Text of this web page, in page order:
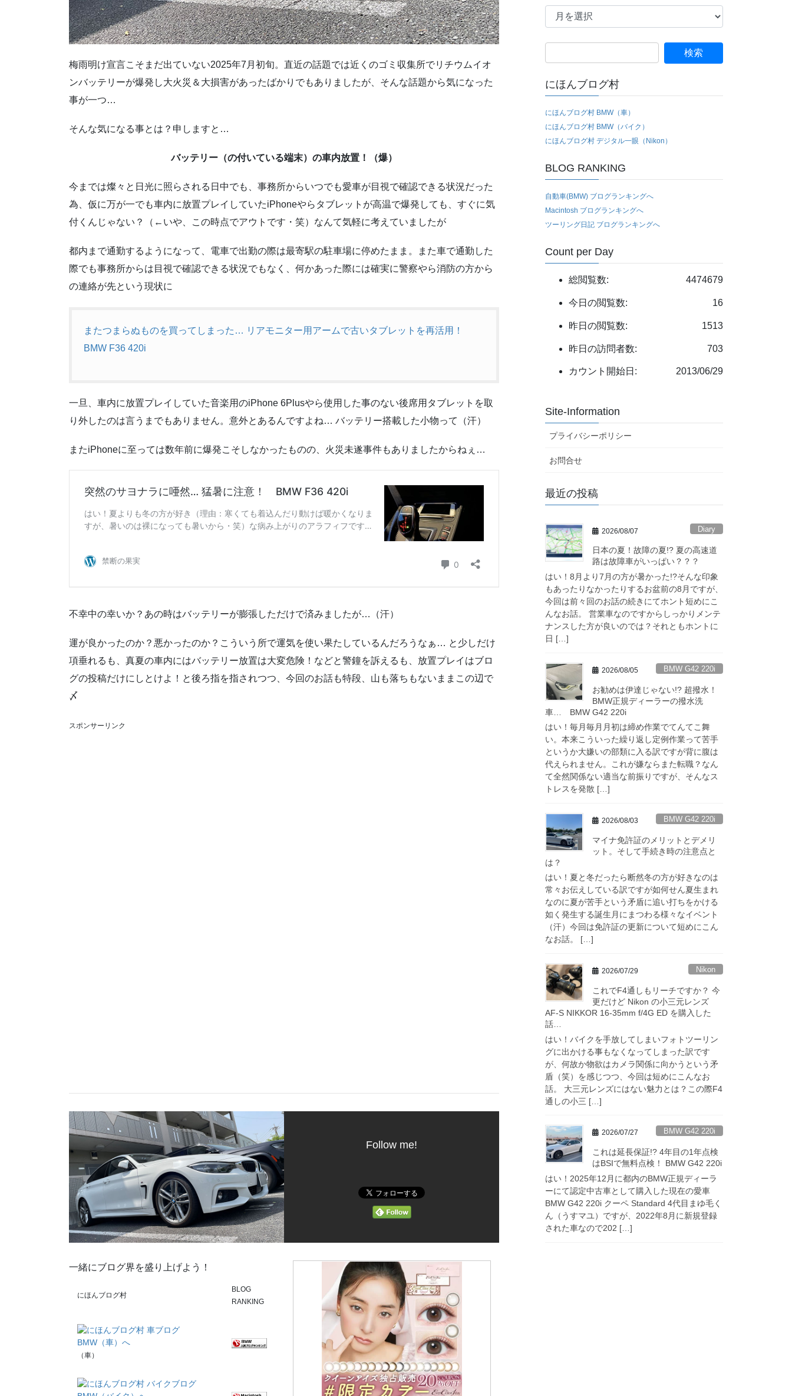
梅雨明け宣言こそまだ出ていない2025年7月初旬。直近の話題では近くのゴミ収集所でリチウムイオ
ンバッテリーが爆発し大火災＆大損害があったばかりでもありましたが、そんな話題から気になった
事が一つ…
そんな気になる事とは？申しますと…
バッテリー（の付いている端末）の車内放置！（爆）
今までは燦々と日光に照らされる日中でも、事務所からいつでも愛車が目視で確認できる状況だった
為、仮に万が一でも車内に放置プレイしていたiPhoneやらタブレットが高温で爆発しても、すぐに気
付くんじゃない？（←いや、この時点でアウトです・笑）なんて気軽に考えていましたが
都内まで通勤するようになって、電車で出勤の際は最寄駅の駐車場に停めたまま。また車で通勤した
際でも事務所からは目視で確認できる状況でもなく、何かあった際には確実に警察やら消防の方から
の連絡が先という現状に
またつまらぬものを買ってしまった… リアモニター用アームで古いタブレットを再活用！
BMW F36 420i
一旦、車内に放置プレイしていた音楽用のiPhone 6Plusやら使用した事のない後席用タブレットを取
り外したのは言うまでもありません。意外とあるんですよね… バッテリー搭載した小物って（汗）
またiPhoneに至っては数年前に爆発こそしなかったものの、火災未遂事件もありましたからねぇ…
不幸中の幸いか？あの時はバッテリーが膨張しただけで済みましたが…（汗）
運が良かったのか？悪かったのか？こういう所で運気を使い果たしているんだろうなぁ… と少しだけ
項垂れるも、真夏の車内にはバッテリー放置は大変危険！などと警鐘を訴えるも、放置プレイはブロ
グの投稿だけにしとけよ！と後ろ指を指されつつ、今回のお話も特段、山も落ちもないままこの辺で
〆
スポンサーリンク
Follow me!
一緒にブログ界を盛り上げよう！
にほんブログ村
BLOG
RANKING
（車）
ー
ア
ブ
索:
にほんブログ村
にほんブログ村 BMW（車）
にほんブログ村 BMW（バイク）
にほんブログ村 デジタル一眼（Nikon）
BLOG RANKING
自動車(BMW) ブログランキングへ
Macintosh ブログランキングへ
ツーリング日記 ブログランキングへ
Count per Day
4474679
総閲覧数:
16
今日の閲覧数:
1513
昨日の閲覧数:
703
昨日の訪問者数:
2013/06/29
カウント開始日:
Site-Information
プライバシーポリシー
お問合せ
最近の投稿
2026/08/07 Diary
日本の夏！故障の夏!? 夏の高速道
路は故障車がいっぱい？？？
はい！8月より7月の方が暑かった!?そんな印象
もあったりなかったりするお盆前の8月ですが、
今回は前々回のお話の続きにてホント短めにこ
んなお話。 営業車なのですからしっかりメンテ
ナンスした方が良いのでは？それともホントに
日 […]
2026/08/05 BMW G42 220i
お勧めは伊達じゃない!? 超撥水！
BMW正規ディーラーの撥水洗
車… BMW G42 220i
はい！毎月毎月月初は締め作業でてんてこ舞
い。本来こういった繰り返し定例作業って苦手
というか大嫌いの部類に入る訳ですが背に腹は
代えられません。これが嫌ならまた転職？なん
て全然関係ない適当な前振りですが、そんなス
トレスを発散 […]
2026/08/03 BMW G42 220i
マイナ免許証のメリットとデメリ
ット。そして手続き時の注意点と
は？
はい！夏と冬だったら断然冬の方が好きなのは
常々お伝えしている訳ですが如何せん夏生まれ
なのに夏が苦手という矛盾に追い打ちをかける
如く発生する誕生月にまつわる様々なイベント
（汗）今回は免許証の更新について短めにこん
なお話。 […]
2026/07/29 Nikon
これでF4通しもリーチですか？ 今
更だけど Nikon の小三元レンズ
AF-S NIKKOR 16-35mm f/4G ED を購入した
話…
はい！バイクを手放してしまいフォトツーリン
グに出かける事もなくなってしまった訳です
が、何故か物欲はカメラ関係に向かうという矛
盾（笑）を感じつつ、今回は短めにこんなお
話。 大三元レンズにはない魅力とは？この際F4
通しの小三 […]
2026/07/27 BMW G42 220i
これは延長保証!? 4年目の1年点検
はBSIで無料点検！ BMW G42 220i
はい！2025年12月に都内のBMW正規ディーラ
ーにて認定中古車として購入した現在の愛車
BMW G42 220i クーペ Standard 4代目まゆ毛く
ん（うすマユ）ですが、2022年8月に新規登録
された車なので202 […]